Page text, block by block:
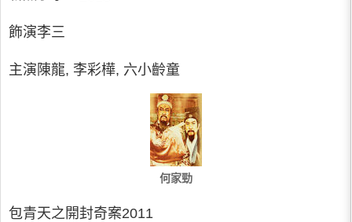
飾演李三
主演陳龍, 李彩樺, 六小齡童
何家勁
包青天之開封奇案2011